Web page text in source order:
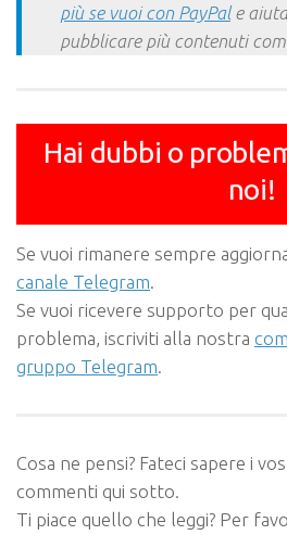
più se vuoi con PayPale
pubblicare più contenuti
Hai dubbi o
noi!
Se vuoi rimanere sempre
canale Telegram
Se vuoi ricevere supporto per
problema, iscriviti alla nostra
gruppo Telegram
Cosa ne pensi? Fateci sapere i
commenti qui sotto.
Ti piace quello che leggi? Per